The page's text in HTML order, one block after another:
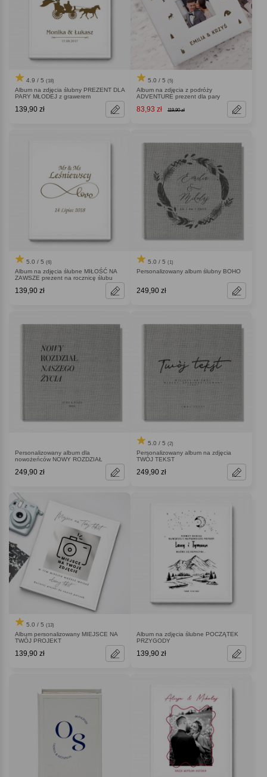
4.9 / 5 (18)
Album na zdjęcia ślubny PREZENT DLA
PARY MŁODEJ z grawerem
139,90 zł
5.0 / 5 (5)
Album na zdjęcia z podróży
ADVENTURE prezent dla pary
83,93 zł 119,90 zł
5.0 / 5 (6)
Album na zdjęcia ślubne MIŁOŚĆ NA
ZAWSZE prezent na rocznicę ślubu
139,90 zł
5.0 / 5 (1)
Personalizowany album ślubny BOHO
249,90 zł
Personalizowany album dla
nowożeńców NOWY ROZDZIAŁ
249,90 zł
5.0 / 5 (2)
Personalizowany album na zdjęcia
TWÓJ TEKST
249,90 zł
5.0 / 5 (13)
Album personalizowany MIEJSCE NA
TWÓJ PROJEKT
139,90 zł
Album na zdjęcia ślubne POCZĄTEK
PRZYGODY
139,90 zł